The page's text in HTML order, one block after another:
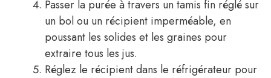
Passer la purée à travers un tamis fin réglé sur
un bol ou un récipient imperméable, en
poussant les solides et les graines pour
extraire tous les jus.
Réglez le récipient dans le réfrigérateur pour